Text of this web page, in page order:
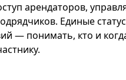
арендаторов,
Единые
— понимать, кто и